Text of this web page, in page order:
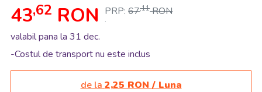
43,62 RON PRP: 67,11 RON
.
valabil pana la 31 dec.
-Costul de transport nu este inclus
de la 2,25 RON / Luna